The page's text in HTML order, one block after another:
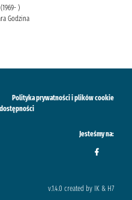
)
Godzina
Polityka prywatności i plików cookie
Jesteśmy na:
v.1.4.0 created by IK & H7